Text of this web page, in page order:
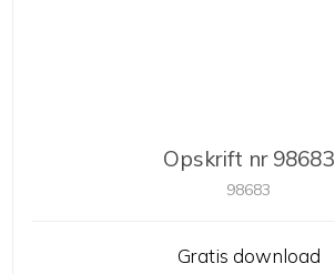
Opskrift nr 98683
98683
Gratis download